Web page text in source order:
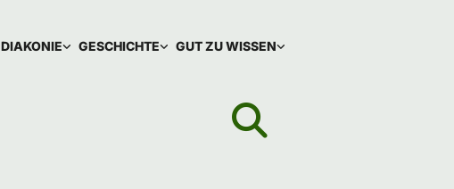
DIAKONIE GESCHICHTE GUT ZU WISSEN